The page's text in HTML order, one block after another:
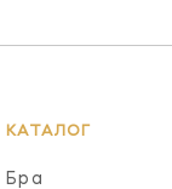
КАТАЛОГ
Бра